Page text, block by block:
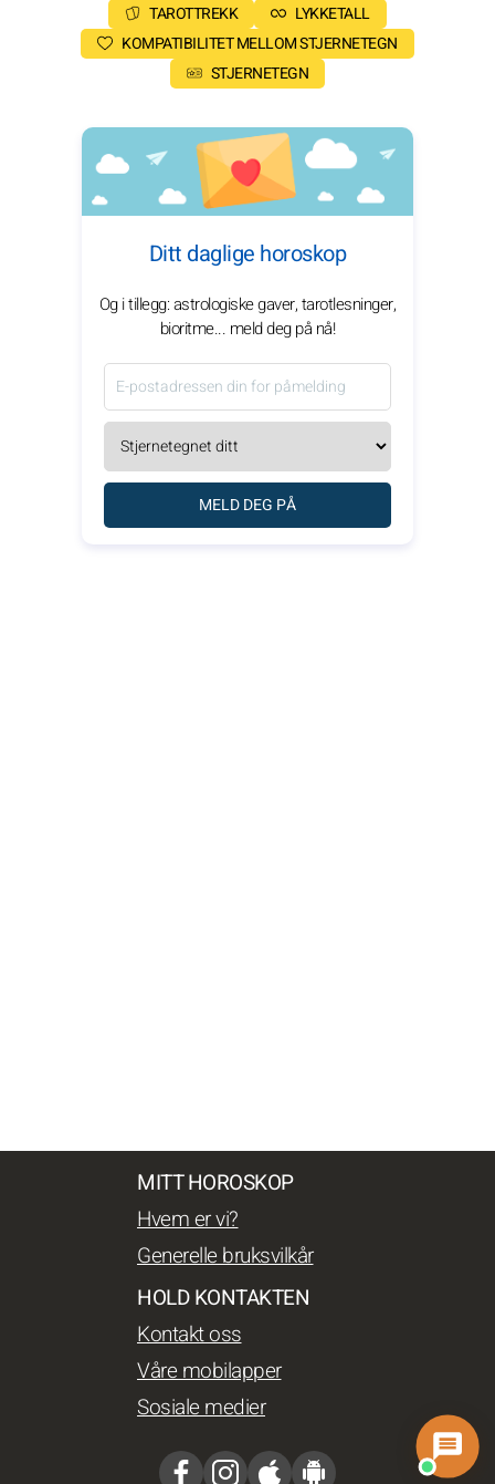
TAROTTREKK
LYKKETALL
KOMPATIBILITET MELLOM STJERNETEGN
STJERNETEGN
Ditt daglige horoskop
Og i tillegg: astrologiske gaver, tarotlesninger,
bioritme... meld deg på nå!
MELD DEG PÅ
MITT HOROSKOP
Hvem er vi?
Generelle bruksvilkår
HOLD KONTAKTEN
Kontakt oss
Våre mobilapper
Sosiale medier